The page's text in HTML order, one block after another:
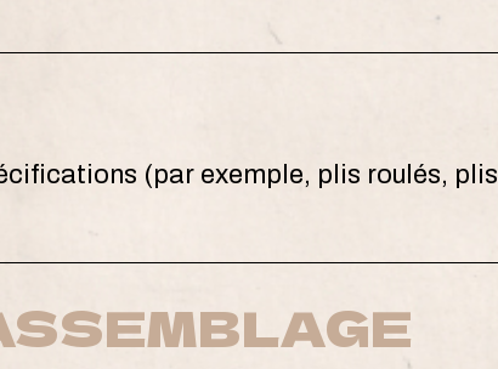
(par exemple, plis roulés, plis